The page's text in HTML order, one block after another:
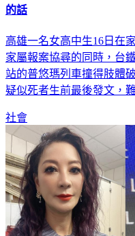
的話
高雄一名女高中生16日在
家屬報案協尋的同時，台
站的普悠瑪列車撞得肢體
疑似死者生前最後發文，
社會